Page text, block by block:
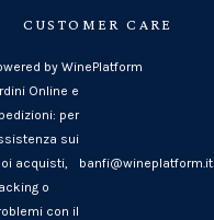
CUSTOMER CARE
by WinePlatform
Online e
per
sui
acquisti,
o
con il
banfi@wineplatform.it